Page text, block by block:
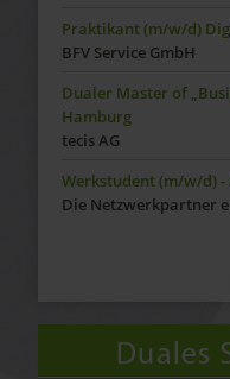
Praktikant (m/w/d)
BFV Service GmbH
Dualer Master of
Hamburg
tecis AG
Werkstudent (m/w/d) -
Die Netzwerkpartner